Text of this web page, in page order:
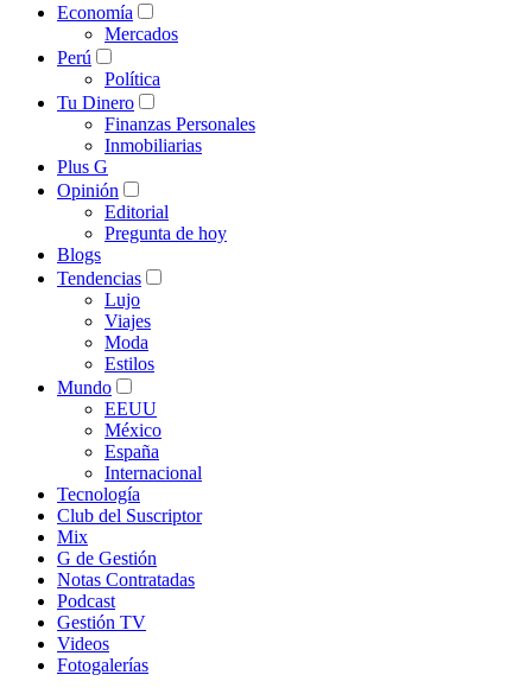
Economía
Mercados
Perú
Política
Tu Dinero
Finanzas Personales
Inmobiliarias
Plus G
Opinión
Editorial
Pregunta de hoy
Blogs
Tendencias
Lujo
Viajes
Moda
Estilos
Mundo
EEUU
México
España
Internacional
Tecnología
Club del Suscriptor
Mix
G de Gestión
Notas Contratadas
Podcast
Gestión TV
Videos
Fotogalerías